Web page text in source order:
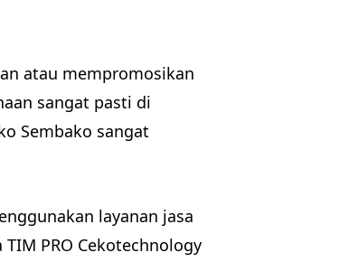
atau mempromosikan
sangat pasti di
Sembako sangat
layanan jasa
PRO Cekotechnology